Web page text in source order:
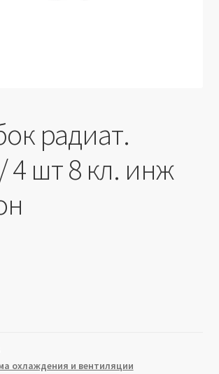
радиат.
4 шт 8 кл. инж
охлаждения и вентиляции